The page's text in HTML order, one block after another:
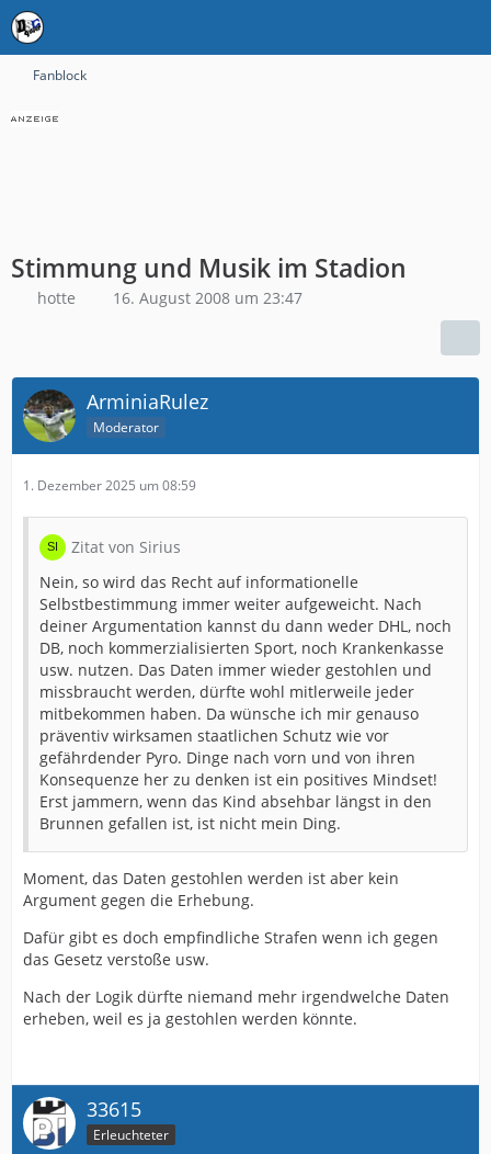
Fanblock
Stimmung und Musik im Stadion
hotte 16. August 2008 um 23:47
ArminiaRulez
Moderator
1. Dezember 2025 um 08:59
Zitat von Sirius
Nein, so wird das Recht auf informationelle
Selbstbestimmung immer weiter aufgeweicht. Nach
deiner Argumentation kannst du dann weder DHL, noch
DB, noch kommerzialisierten Sport, noch Krankenkasse
usw. nutzen. Das Daten immer wieder gestohlen und
missbraucht werden, dürfte wohl mitlerweile jeder
mitbekommen haben. Da wünsche ich mir genauso
präventiv wirksamen staatlichen Schutz wie vor
gefährdender Pyro. Dinge nach vorn und von ihren
Konsequenze her zu denken ist ein positives Mindset!
Erst jammern, wenn das Kind absehbar längst in den
Brunnen gefallen ist, ist nicht mein Ding.
Moment, das Daten gestohlen werden ist aber kein
Argument gegen die Erhebung.
Dafür gibt es doch empfindliche Strafen wenn ich gegen
das Gesetz verstoße usw.
Nach der Logik dürfte niemand mehr irgendwelche Daten
erheben, weil es ja gestohlen werden könnte.
33615
Erleuchteter